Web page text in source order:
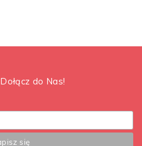
Dołącz do Nas!